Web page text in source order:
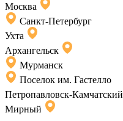
Москва
Санкт-Петербург
Ухта
Архангельск
Мурманск
Поселок им. Гастелло
Петропавловск-Камчатский
Мирный